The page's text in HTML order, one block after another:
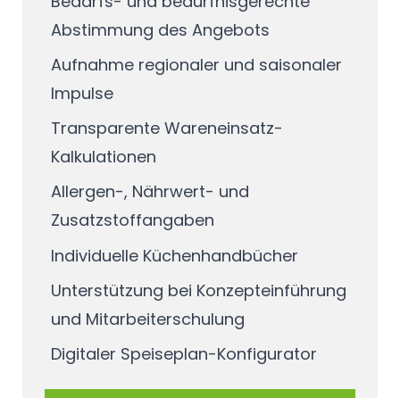
Abstimmung des Angebots
Aufnahme regionaler und saisonaler
Impulse
Transparente Wareneinsatz-
Kalkulationen
Allergen-, Nährwert- und
Zusatzstoffangaben
Individuelle Küchenhandbücher
Unterstützung bei Konzepteinführung
und Mitarbeiterschulung
Digitaler Speiseplan-Konfigurator